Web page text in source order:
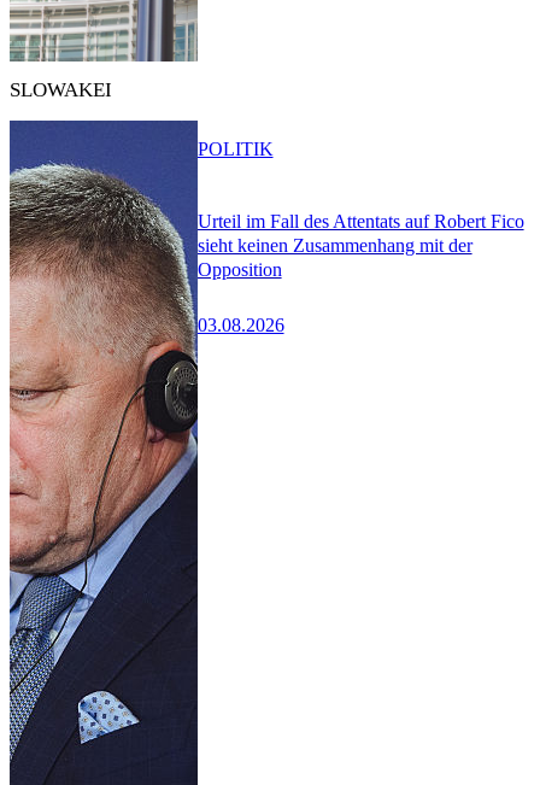
SLOWAKEI
Urteil im Fall des Attentats auf Robert Fico
sieht keinen Zusammenhang mit der
Opposition
03.08.2026
POLITIK